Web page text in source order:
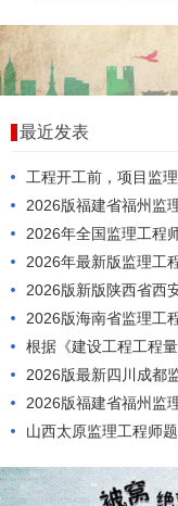
最近发表
工程开工前，项目监理机
2026版福建省福州监
2026年全国监理工程
2026年最新版监理工
2026版新版陕西省西
2026版海南省监理工
根据《建设工程工程量清单计
2026版最新四川成都
2026版福建省福州监
山西太原监理工程师题